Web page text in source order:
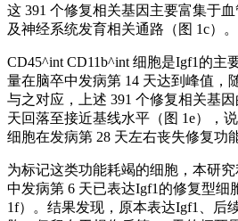
这 391 个修复相关基因主要富集于
及神经系统发育相关通路（图 1c）。
CD45^int CD11b^int 细胞是Igf1的主
量在脑卒中发病第 14 天达到峰值，
与之对应，上述 391 个修复相关基
天回落至接近基线水平（图 1e），
细胞在发病第 28 天左右丧失修复功能
为标记这类功能耗竭的细胞，本研
中发病第 6 天已表达Igf1的修复型细
1f）。结果发现，原本表达Igf1、后